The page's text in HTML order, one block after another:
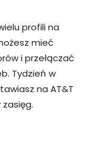
profili na
mieć
i przełączać
Tydzień w
na AT&T